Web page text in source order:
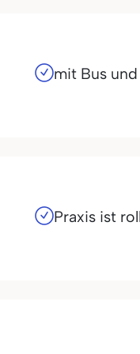
mit Bus
Praxis ist